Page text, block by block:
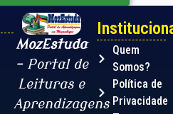
MozEstuda
– Portal de
Leituras e
Aprendizagens
Quem
Somos?
Política de
Privacidade